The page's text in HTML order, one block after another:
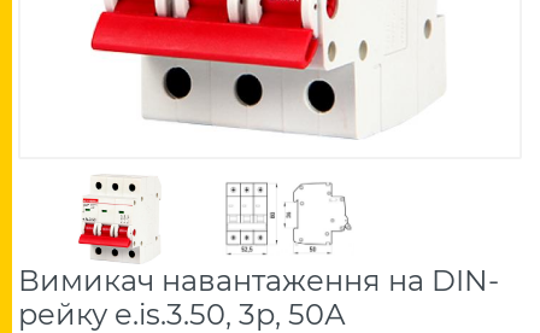
Вимикач навантаження на DIN-
рейку e.is.3.50, 3р, 50А